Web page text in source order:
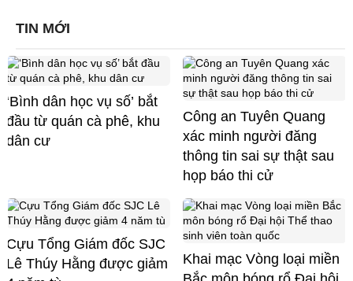
TIN MỚI
‘Bình dân học vụ số’ bắt
đầu từ quán cà phê, khu
dân cư
Công an Tuyên Quang
xác minh người đăng
thông tin sai sự thật sau
họp báo thi cử
Cựu Tổng Giám đốc SJC
Lê Thúy Hằng được giảm
Khai mạc Vòng loại miền